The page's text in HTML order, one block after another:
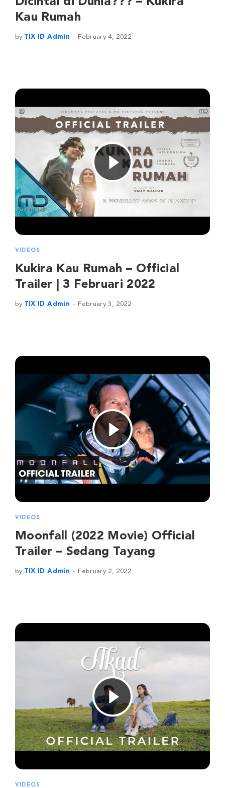
Kau Rumah
by TIX ID Admin February 4, 2022
VIDEOS
Kukira Kau Rumah – Official
Trailer | 3 Februari 2022
by TIX ID Admin February 3, 2022
VIDEOS
Moonfall (2022 Movie) Official
Trailer – Sedang Tayang
by TIX ID Admin February 2, 2022
VIDEOS